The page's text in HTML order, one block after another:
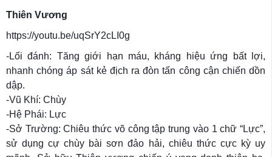
Thiên Vương
https://youtu.be/uqSrY2cLI0g
-Lối đánh: Tăng giới hạn máu, kháng hiệu ứng bất lợi,
nhanh chóng áp sát kẻ địch ra đòn tấn công cận chiến dồn
dập.
-Vũ Khí: Chùy
-Hệ Phái: Lực
-Sở Trường: Chiêu thức võ công tập trung vào 1 chữ “Lực”,
sử dụng cự chùy bài sơn đảo hải, chiêu thức cực kỳ uy